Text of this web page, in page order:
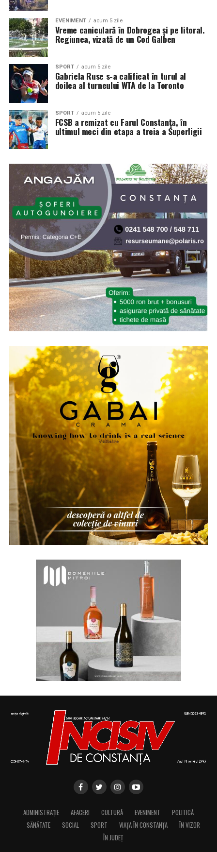
EVENIMENT acum 5 zile
Vreme caniculară în Dobrogea și pe litoral.
Regiunea, vizată de un Cod Galben
SPORT acum 5 zile
Gabriela Ruse s-a calificat în turul al
doilea al turneului WTA de la Toronto
SPORT acum 5 zile
FCSB a remizat cu Farul Constanța, în
ultimul meci din etapa a treia a Superligii
ADMINISTRAȚIE AFACERI CULTURĂ EVENIMENT
POLITICĂ
SĂNĂTATE
SOCIAL SPORT VIAȚA ÎN CONSTANȚA
ÎN VIZOR
ÎN JUDEȚ